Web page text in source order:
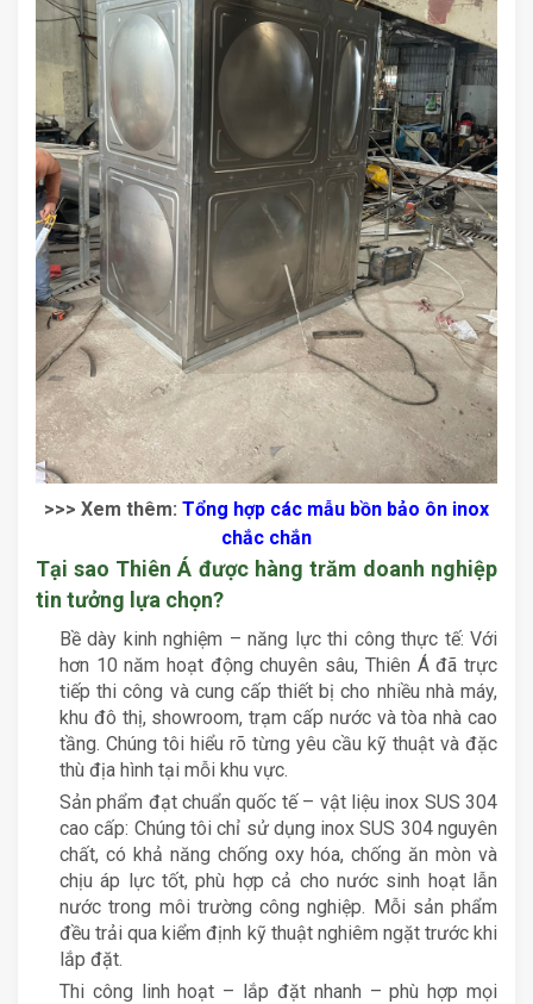
>>> Xem thêm: Tổng hợp các mẫu bồn bảo ôn inox
chắc chắn
Tại sao Thiên Á được hàng trăm doanh nghiệp
tin tưởng lựa chọn?
Bề dày kinh nghiệm – năng lực thi công thực tế: Với
hơn 10 năm hoạt động chuyên sâu, Thiên Á đã trực
tiếp thi công và cung cấp thiết bị cho nhiều nhà máy,
khu đô thị, showroom, trạm cấp nước và tòa nhà cao
tầng. Chúng tôi hiểu rõ từng yêu cầu kỹ thuật và đặc
thù địa hình tại mỗi khu vực.
Sản phẩm đạt chuẩn quốc tế – vật liệu inox SUS 304
cao cấp: Chúng tôi chỉ sử dụng inox SUS 304 nguyên
chất, có khả năng chống oxy hóa, chống ăn mòn và
chịu áp lực tốt, phù hợp cả cho nước sinh hoạt lẫn
nước trong môi trường công nghiệp. Mỗi sản phẩm
đều trải qua kiểm định kỹ thuật nghiêm ngặt trước khi
lắp đặt.
Thi công linh hoạt – lắp đặt nhanh – phù hợp mọi